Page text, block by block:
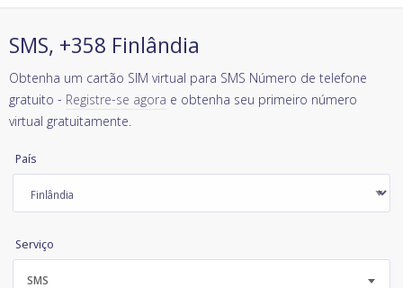
SMS, +358 Finlândia
Obtenha um cartão SIM virtual para SMS Número de telefone
gratuito - Registre-se agora e obtenha seu primeiro número
virtual gratuitamente.
País
Serviço
SMS